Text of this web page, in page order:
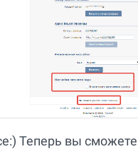
Теперь вы сможете